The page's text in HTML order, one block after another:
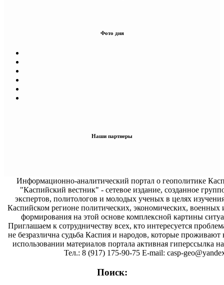
Фото дня
Наши партнеры
Информационно-аналитический портал о геополитике
"Каспийский вестник" - сетевое издание, созданное
экспертов, политологов и молодых ученых в целях
Каспийском регионе политических, экономических, военных
формирования на этой основе комплексной картины
Приглашаем к сотрудничеству всех, кто интересуется
не безразлична судьба Каспия и народов, которые проживают
использовании материалов портала активная гиперссылка на
Тел.: 8 (917) 175-90-75 E-mail: casp-
Поиск: